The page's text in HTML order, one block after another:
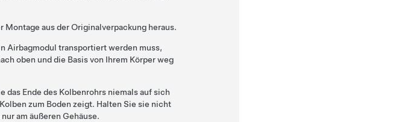
aus der Originalverpackung heraus.
Airbagmodul transportiert werden muss,
oben und die Basis von Ihrem Körper weg
Ende des Kolbenrohrs niemals auf sich
zum Boden zeigt. Halten Sie sie nicht
am äußeren Gehäuse.